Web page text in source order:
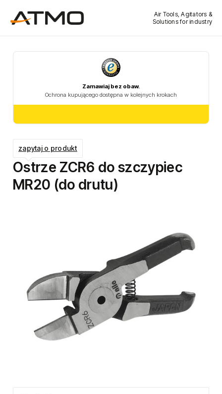
Air Tools, Agitators &
Solutions for industry
Ostrze ZCR6 do szczypiec
MR20 (do drutu)
zapytaj o produkt